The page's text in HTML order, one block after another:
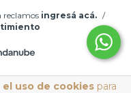
uso de cookiespara
reclamos ingresá acá. /